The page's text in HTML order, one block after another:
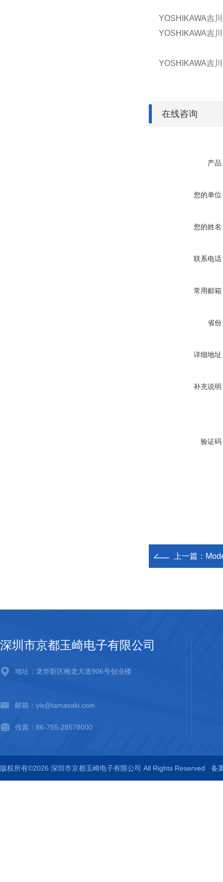
YOSHIKAWA吉
YOSHIKAWA吉
YOSHIKAWA吉
在线咨询
产品
您的单位
您的姓名
联系电话
常用邮箱
省份
详细地址
补充说明
验证码
上一篇：
深圳市京都玉崎电子有限公司
地址：龙华新区梅龙大道906号创业楼
邮箱：ylx@tamasaki.com
传真：86-755-28578000
版权所有©2026 深圳市京都玉崎电子有限公司 All Rights Reserved 备